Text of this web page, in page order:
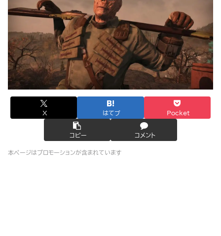
X はてブ Pocket
コピー コメント
本ページはプロモーションが含まれています